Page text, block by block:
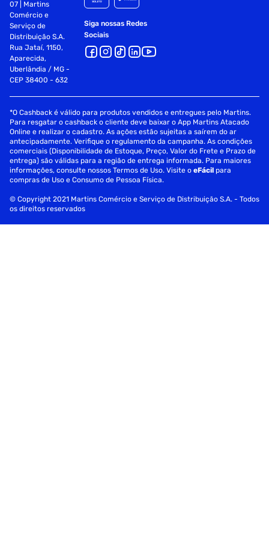
07 | Martins
Comércio e
Serviço de
Distribuição S.A.
Rua Jataí, 1150,
Aparecida,
Uberlândia / MG -
CEP 38400 - 632
Siga nossas Redes
Sociais
*O Cashback é válido para produtos vendidos e entregues pelo Martins.
Para resgatar o cashback o cliente deve baixar o App Martins Atacado
Online e realizar o cadastro. As ações estão sujeitas a saírem do ar
antecipadamente. Verifique o regulamento da campanha. As condições
comerciais (Disponibilidade de Estoque, Preço, Valor do Frete e Prazo de
entrega) são válidas para a região de entrega informada. Para maiores
informações, consulte nossos Termos de Uso. Visite oeFácil para
compras de Uso e Consumo de Pessoa Física.
© Copyright 2021 Martins Comércio e Serviço de Distribuição S.A. - Todos
os direitos reservados